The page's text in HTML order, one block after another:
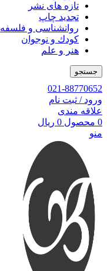
تازه های نشر
تجدید چاپ
روانشناسی و فلسفه
کودك و نوجوان
هنر و علم
جستجو
021-88770652
ورود / ثبت نام
علاقه مندی
0 محصول 0 ریال
منو